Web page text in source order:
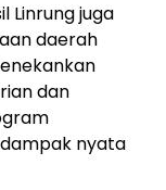
Linrung juga
daerah
dan
nyata